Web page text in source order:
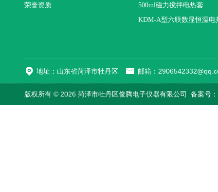
荣誉资质
500ml磁力搅拌电热套
KDM-A型六联数显恒温电
地址：山东省菏泽市牡丹区 邮箱：
版权所有 © 2026 菏泽市牡丹区俊腾电子仪器有限公司 备案号